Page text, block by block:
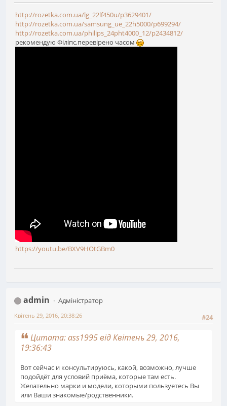
http://rozetka.com.ua/lg_22lf450u/p3629401/
http://rozetka.com.ua/samsung_ue_22h5000/p699294/
http://rozetka.com.ua/philips_24pht4000_12/p2434812/
рекомендую Філіпс,перевірено часом
https://youtu.be/BXV9HOtGBm0
admin
Адміністратор
#24
Квітень 29, 2016, 20:38:26
Цитата: ass1995 від Квітень 29, 2016,
19:36:43
Вот сейчас и консультируюсь, какой, возможно, лучше
подойдёт для условий приёма, которые там есть.
Желательно марки и модели, которыми пользуетесь Вы
или Ваши знакомые/родственники.